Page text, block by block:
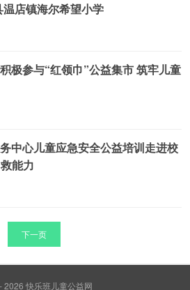
店镇海尔希望小学
极参与“红领巾”公益集市 筑牢儿童
中心儿童应急安全公益培训走进校
能力
下一页
2026 快乐班儿童公益网